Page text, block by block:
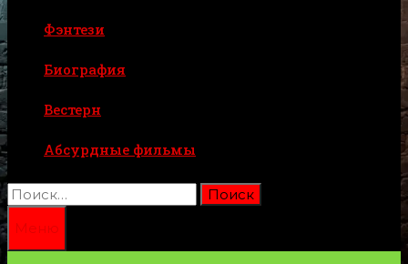
Фэнтези
Биография
Вестерн
Абсурдные фильмы
Найти:
Меню